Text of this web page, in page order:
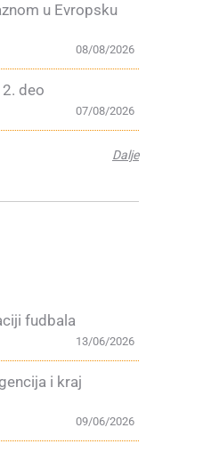
u Evropsku
08/08/2026
deo
07/08/2026
Dalje
fudbala
13/06/2026
i kraj
09/06/2026